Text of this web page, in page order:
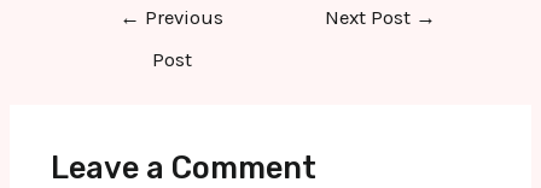
← Previous
Post
Next Post →
Leave a Comment